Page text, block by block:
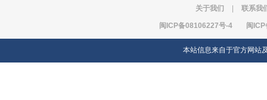
关于我们 联系我
闽ICP备08106227号-4 闽
本站信息来自于官方网站